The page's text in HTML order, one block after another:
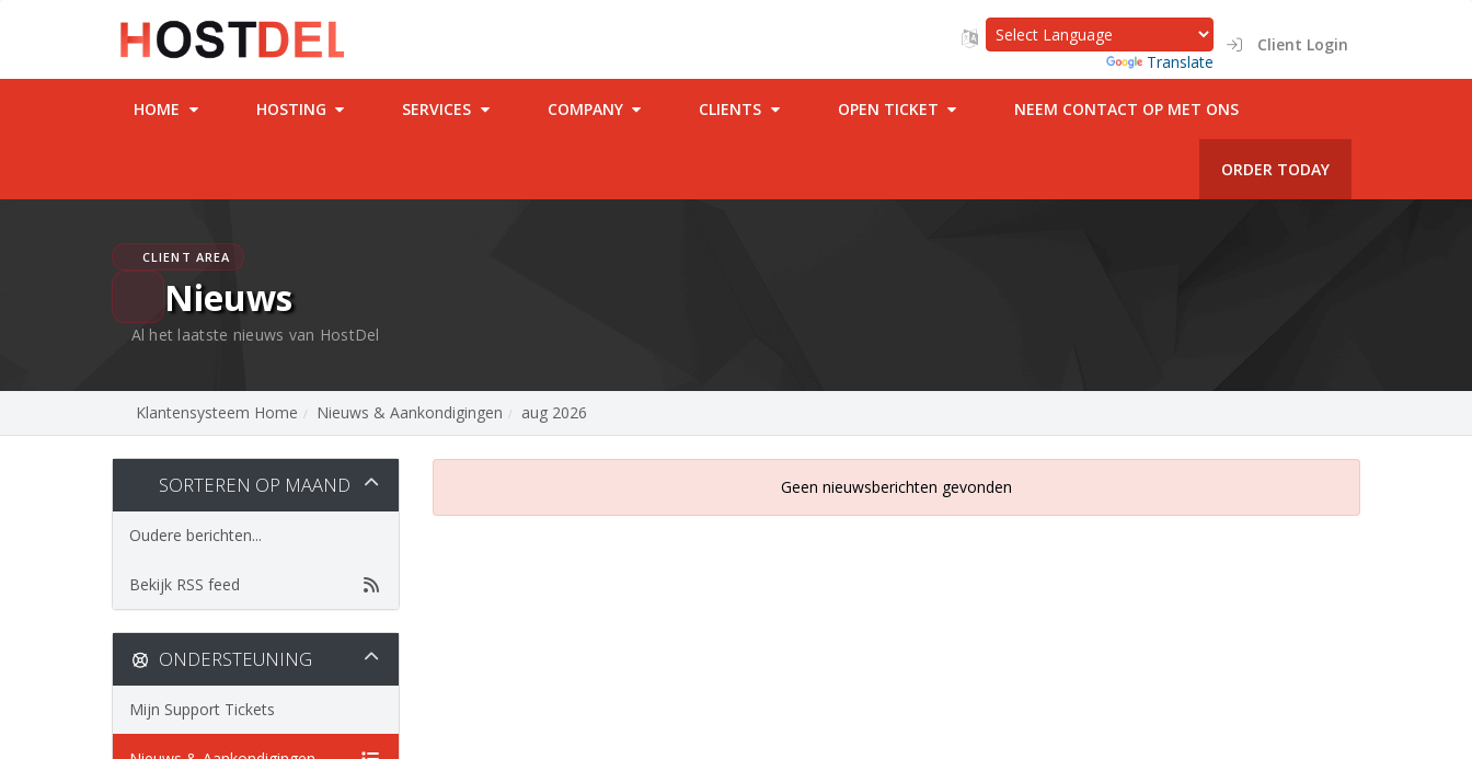
Translate
Client Login
HOME HOSTING SERVICES COMPANY CLIENTS OPEN TICKET NEEM CONTACT OP MET ONS
ORDER TODAY
CLIENT AREA
Nieuws
Al het laatste nieuws van HostDel
Klantensysteem Home Nieuws & Aankondigingen aug 2026
SORTEREN OP MAAND
Oudere berichten...
Bekijk RSS feed
Geen nieuwsberichten gevonden
ONDERSTEUNING
Mijn Support Tickets